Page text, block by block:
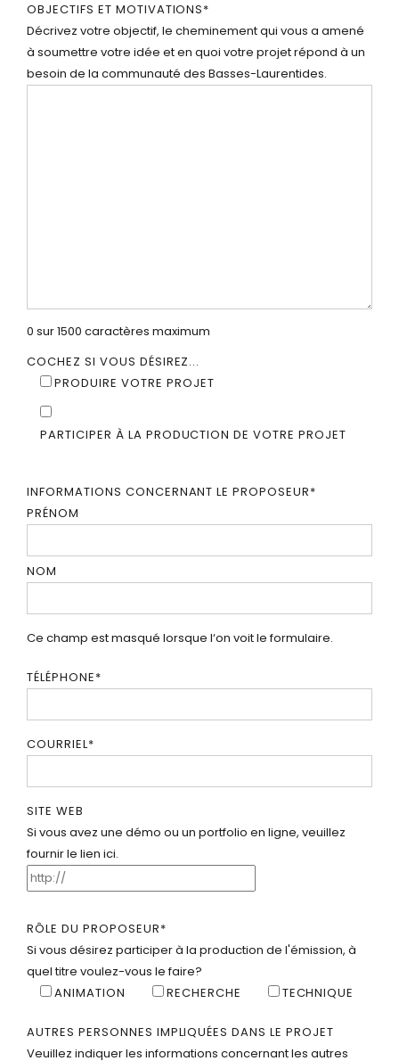
OBJECTIFS ET MOTIVATIONS*
Décrivez votre objectif, le cheminement qui vous a amené
à soumettre votre idée et en quoi votre projet répond à un
besoin de la communauté des Basses-Laurentides.
0 sur 1500 caractères maximum
COCHEZ SI VOUS DÉSIREZ...
PRODUIRE VOTRE PROJET
PARTICIPER À LA PRODUCTION DE VOTRE PROJET
INFORMATIONS CONCERNANT LE PROPOSEUR*
PRÉNOM
NOM
Ce champ est masqué lorsque l‘on voit le formulaire.
TÉLÉPHONE*
COURRIEL*
SITE WEB
Si vous avez une démo ou un portfolio en ligne, veuillez
fournir le lien ici.
RÔLE DU PROPOSEUR*
Si vous désirez participer à la production de l'émission, à
quel titre voulez-vous le faire?
ANIMATION
RECHERCHE TECHNIQUE
AUTRES PERSONNES IMPLIQUÉES DANS LE PROJET
Veuillez indiquer les informations concernant les autres